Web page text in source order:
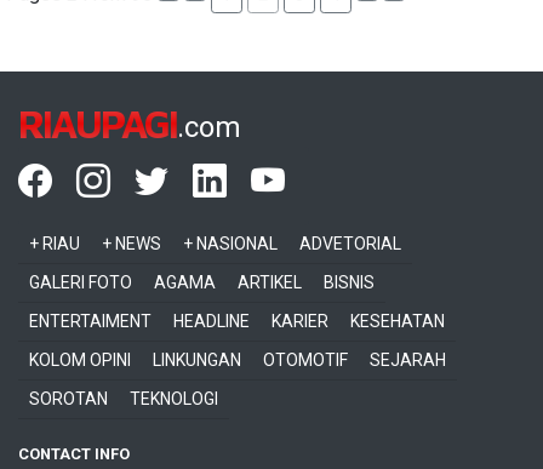
RIAUPAGI.com
+ RIAU + NEWS + NASIONAL
ADVETORIAL
GALERI FOTO
AGAMA ARTIKEL
BISNIS
ENTERTAIMENT
HEADLINE KARIER
KESEHATAN
KOLOM OPINI
LINKUNGAN OTOMOTIF
SEJARAH
SOROTAN
TEKNOLOGI
CONTACT INFO